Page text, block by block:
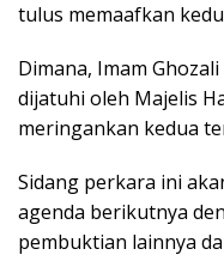
tulus memaafkan
Dimana, Imam
dijatuhi oleh Majelis
meringankan kedua
Sidang perkara ini
agenda berikutnya
pembuktian lainnya